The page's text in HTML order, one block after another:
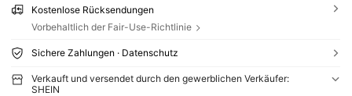
Kostenlose Rücksendungen
Vorbehaltlich der Fair-Use-Richtlinie
Sichere Zahlungen · Datenschutz
Verkauft und versendet durch den gewerblichen Verkäufer:
SHEIN